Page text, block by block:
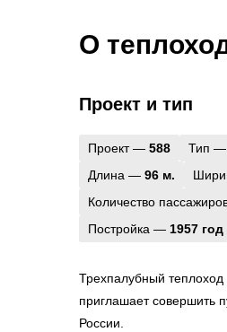
О
Проект и тип
Проект — 588 Тип —
Длина — 96 м.
Количество
Постройка — 1957 год
Трехпалубный теплоход
приглашает совершить
России.